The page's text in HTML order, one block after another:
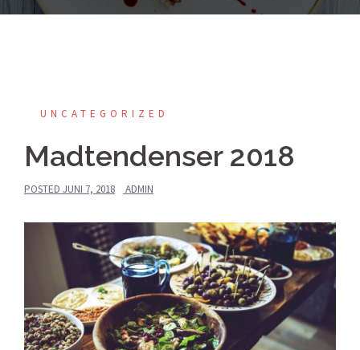
UNCATEGORIZED
Madtendenser 2018
POSTED JUNI 7, 2018 ADMIN